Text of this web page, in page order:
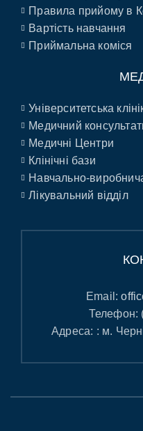
Правила прийому в
Вартість навчання
Приймальна коміся
Університетська
Медичний
Медичні Центри
Клінічні бази
Навчально-
Лікувальний відділ
Email:
Телефон:
Адреса: : м.